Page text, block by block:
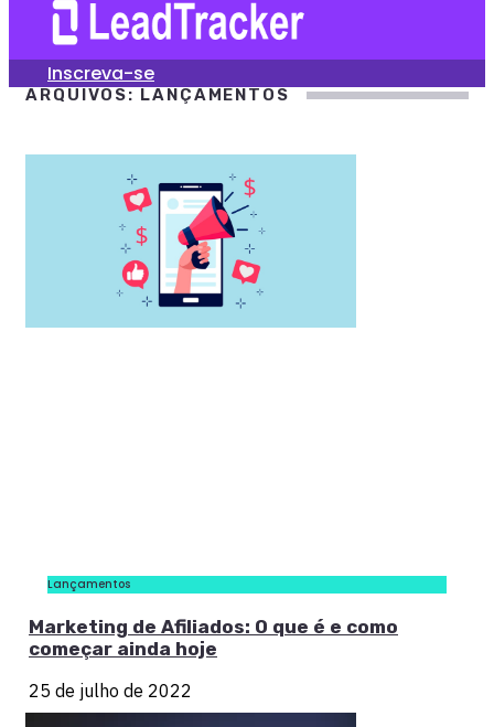
Inscreva-se
ARQUIVOS: LANÇAMENTOS
Lançamentos
Marketing de Afiliados: O que é e como
começar ainda hoje
25 de julho de 2022